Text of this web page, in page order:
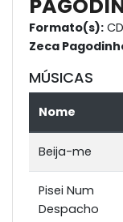
Formato(s):
Zeca
MÚSICAS
Nome
Beija-me
Pisei Num
Despacho